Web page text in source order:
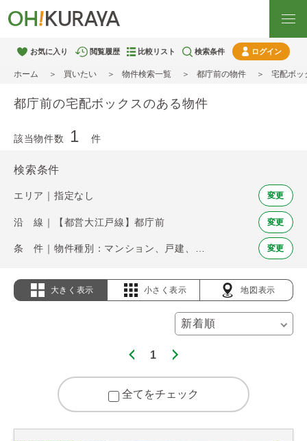
お気に入り 閲覧履歴 比較リスト 検索条件 ログイン
ホーム 買いたい 物件検索一覧 都庁前の物件 宅配ボッ
都庁前の宅配ボックスのある物件
該当物件数 1 件
検索条件
エリア｜指定なし 変更
沿 線｜【都営大江戸線】都庁前 変更
変更
大きく表示 小さく表示 地図表示
1
全てをチェック